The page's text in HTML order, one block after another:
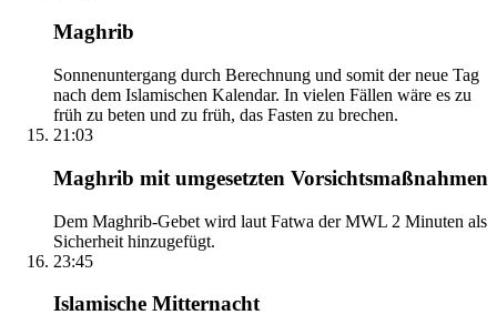
Maghrib
Sonnenuntergang durch Berechnung und somit der neue Tag
nach dem Islamischen Kalendar. In vielen Fällen wäre es zu
früh zu beten und zu früh, das Fasten zu brechen.
21:03
Maghrib mit umgesetzten Vorsichtsmaßnahmen
Dem Maghrib-Gebet wird laut Fatwa der MWL 2 Minuten als
Sicherheit hinzugefügt.
23:45
Islamische Mitternacht